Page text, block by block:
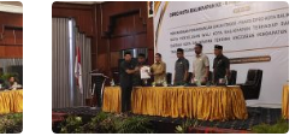
Penyangga IKN